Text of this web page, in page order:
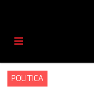
POLITICA